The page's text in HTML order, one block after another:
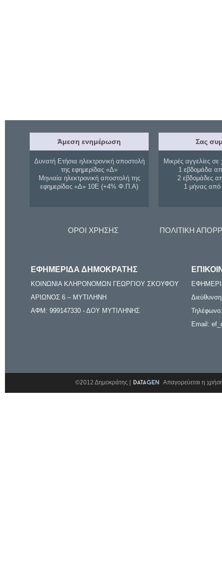
Άμεση ενημέρωση
Δυνατή Ετήσια ηλεκτρονική αποστολή
της εφημερίδας «Δ»
Μηνιαία ηλεκτρονική αποστολή της
εφημερίδας «Δ» 10Ε (+4% Φ.Π.Α)
Σας
Μικρές αγγελίες σε
1 εβδομάδα
2 εβδομάδες
1 μήνας
ΟΡΟΙ ΧΡΗΣΗΣ ΠΟΛΙΤΙΚΗ
ΕΦΗΜΕΡΙΔΑ ΔΗΜΟΚΡΑΤΗΣ
ΚΟΙΝΩΝΙΑ ΚΛΗΡΟΝΟΜΩΝ ΓΕΩΡΓΙΟΥ ΣΚΟΥΦΟΥ
ΑΡΙΩΝΟΣ 6 – ΜΥΤΙΛΗΝΗ
ΑΦΜ: 999147330 - ΔΟΥ ΜΥΤΙΛΗΝΗΣ
Email:
©2012 Δημοκράτης | Απαγορεύεται η